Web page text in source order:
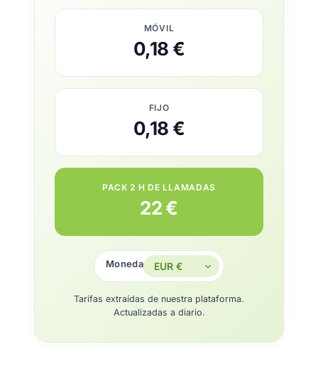
MÓVIL
0,18 €
FIJO
0,18 €
PACK 2 H DE LLAMADAS
22 €
Moneda
Tarifas extraídas de nuestra plataforma.
Actualizadas a diario.